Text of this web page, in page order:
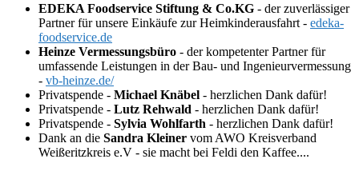
EDEKA Foodservice Stiftung & Co.KG - der zuverlässiger
Partner für unsere Einkäufe zur Heimkinderausfahrt - edeka-
foodservice.de
Heinze Vermessungsbüro - der kompetenter Partner für
umfassende Leistungen in der Bau- und Ingenieurvermessung
- vb-heinze.de/
Privatspende - Michael Knäbel - herzlichen Dank dafür!
Privatspende - Lutz Rehwald - herzlichen Dank dafür!
Privatspende - Sylvia Wohlfarth - herzlichen Dank dafür!
Dank an die Sandra Kleiner vom AWO Kreisverband
Weißeritzkreis e.V - sie macht bei Feldi den Kaffee....